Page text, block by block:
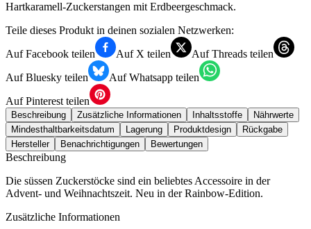
Hartkaramell-Zuckerstangen mit Erdbeergeschmack.
Teile dieses Produkt in deinen sozialen Netzwerken:
Auf Facebook teilen
Auf X teilen
Auf Threads teilen
Auf Bluesky teilen
Auf Whatsapp teilen
Auf Pinterest teilen
Beschreibung Zusätzliche Informationen Inhaltsstoffe
Nährwerte
Mindesthaltbarkeitsdatum
Lagerung Produktdesign
Rückgabe
Hersteller
Benachrichtigungen Bewertungen
Beschreibung
Die süssen Zuckerstöcke sind ein beliebtes Accessoire in der
Advent- und Weihnachtszeit. Neu in der Rainbow-Edition.
Zusätzliche Informationen